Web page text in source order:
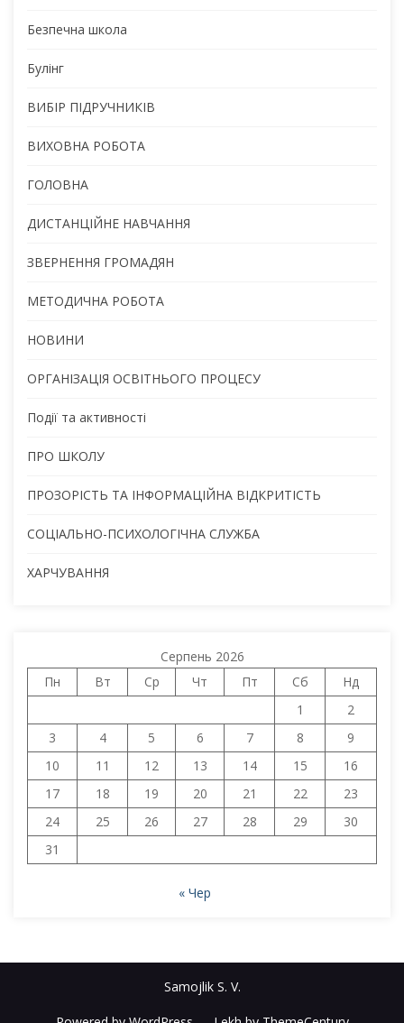
Безпечна школа
Булінг
ВИБІР ПІДРУЧНИКІВ
ВИХОВНА РОБОТА
ГОЛОВНА
ДИСТАНЦІЙНЕ НАВЧАННЯ
ЗВЕРНЕННЯ ГРОМАДЯН
МЕТОДИЧНА РОБОТА
НОВИНИ
ОРГАНІЗАЦІЯ ОСВІТНЬОГО ПРОЦЕСУ
Події та активності
ПРО ШКОЛУ
ПРОЗОРІСТЬ ТА ІНФОРМАЦІЙНА ВІДКРИТІСТЬ
СОЦІАЛЬНО-ПСИХОЛОГІЧНА СЛУЖБА
ХАРЧУВАННЯ
Серпень 2026
Пн
Вт Ср Чт Пт Сб
Нд
1
2
3
4 5 6 7 8
9
10
11 12 13 14 15
16
17
18 19 20 21 22
23
24
25 26 27 28 29
30
31
« Чер
Samojlik S. V.